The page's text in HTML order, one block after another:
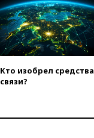
Кто изобрел средства
связи?